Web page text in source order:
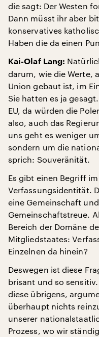
die sagt: Der Westen
Dann müsst ihr aber
konservatives
Haben die da einen
Kai-Olaf Lang:
darum, wie die Werte,
Union gebaut ist, im
Sie hatten es ja
EU, da würden die
also, auch das
uns geht es weniger
sondern um die
sprich: Souveränität.
Es gibt einen Begriff
Verfassungsidentität.
eine Gemeinschaft
Gemeinschaftstreue.
Bereich der Domäne
Mitgliedstaates:
Einzelnen da hinein?
Deswegen ist diese
brisant und so
diese übrigens,
überhaupt nichts
unserer
Prozess, wo wir